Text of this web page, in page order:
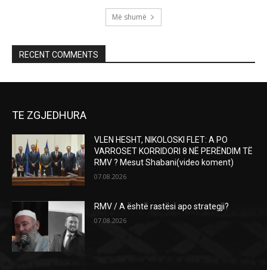
Më shumë
RECENT COMMENTS
TE ZGJEDHURA
VLEN HESHT, NIKOLOSKI FLET: A PO
VARROSET KORRIDORI 8 NË PERËNDIM TË
RMV ? Mesut Shabani(video koment)
07.08.2026
RMV / A është rastësi apo strategji?
07.08.2026